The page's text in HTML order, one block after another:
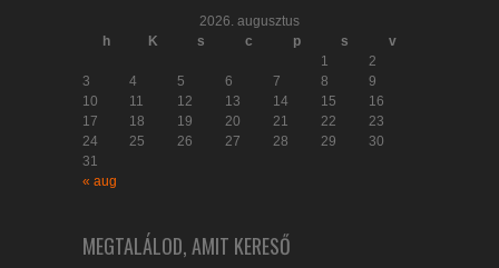
2026. augusztus
h
K s c p s
v
1
2
3
4 5 6 7 8
9
10
11 12 13 14 15
16
17
18 19 20 21 22
23
24
25 26 27 28 29
30
31
« aug
MEGTALÁLOD, AMIT KERESŐ